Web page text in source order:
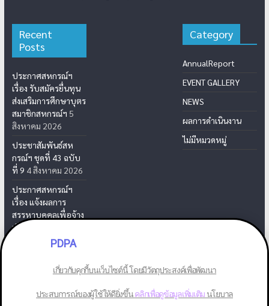
Recent
Posts
ประกาศสหกรณ์ฯ
เรื่อง รับสมัครยื่นทุน
ส่งเสริมการศึกษาบุตร
สมาชิกสหกรณ์ฯ 5
สิงหาคม 2026
ประชาสัมพันธ์สห
กรณ์ฯ ชุดที่ 43 ฉบับ
ที่ 9 4 สิงหาคม 2026
ประกาศสหกรณ์ฯ
เรื่อง แจ้งผลการ
สรรหาบุคคลเพื่อจ้าง
เป็นเจ้าหน้าที่สห
31 กรกฎาคม
Category
AnnualReport
EVENT GALLERY
NEWS
ผลการดำเนินงาน
ไม่มีหมวดหมู่
PDPA
เกี่ยวกับคุกกี้บนเว็บไซต์นี้ โดยมีวัตถุประสงค์เพื่อพัฒนา
ประสบการณ์ของผู้ใช้ให้ดียิ่งขึ้นคลิกเพื่อดูข้อมูลเพิ่มเติม นโยบาล